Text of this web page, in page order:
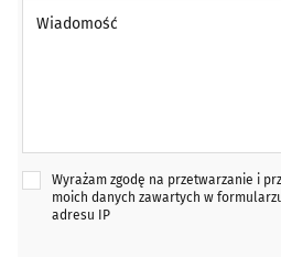
Wyrażam zgodę na przetwarzanie i
moich danych zawartych w
adresu IP